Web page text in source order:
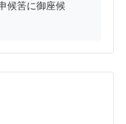
候筈に御座候